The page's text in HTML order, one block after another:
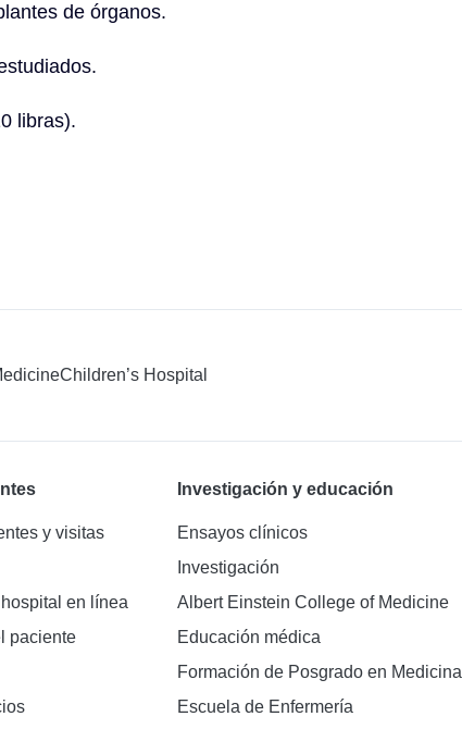
de órganos.
libras).
Children’s Hospital
y visitas
en línea
paciente
Investigación y educación
Ensayos clínicos
Investigación
Albert Einstein College of Medicine
Educación médica
Formación de Posgrado en Medicina
Escuela de Enfermería